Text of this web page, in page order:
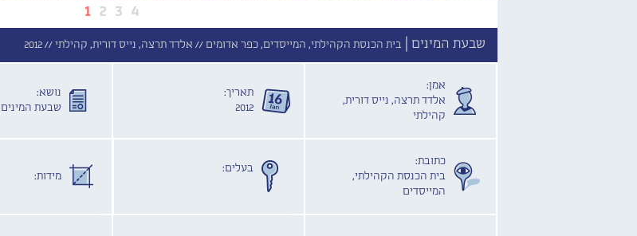
1 2 3 4
שבעת המינים | בית הכנסת הקהילתי, המייסדים, כפר אדומים // אלדד תרצה, נייס דורית, קהילתי //2012
אמן:
אלדד תרצה, נייס דורית,
קהילתי
תאריך:
2012
נושא:
שבעת המינים
כתובת:
בית הכנסת הקהילתי,
המייסדים
בעלים:
מידות: